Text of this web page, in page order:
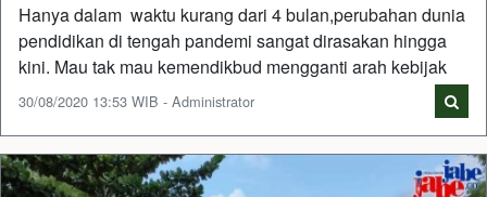
Hanya dalam waktu kurang dari 4 bulan,perubahan dunia
pendidikan di tengah pandemi sangat dirasakan hingga
kini. Mau tak mau kemendikbud mengganti arah kebijak
30/08/2020 13:53 WIB - Administrator